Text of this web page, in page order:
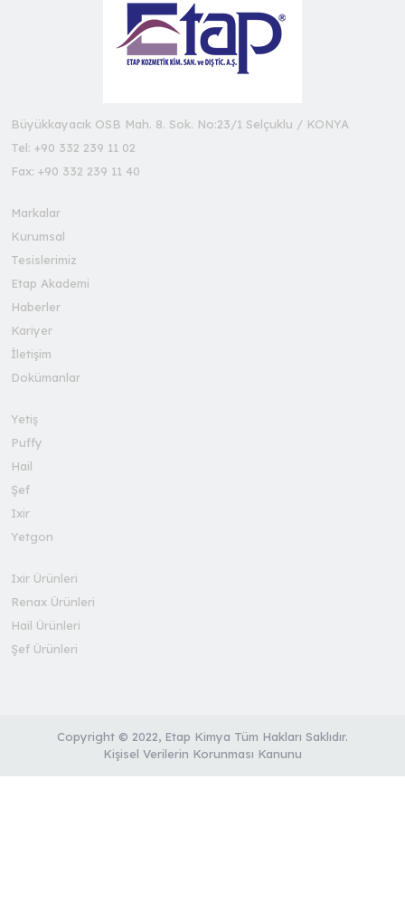
Büyükkayacık OSB Mah. 8. Sok. No:23/1 Selçuklu / KONYA
Tel: +90 332 239 11 02
Fax: +90 332 239 11 40
Markalar
Kurumsal
Tesislerimiz
Etap Akademi
Haberler
Kariyer
İletişim
Dokümanlar
Yetiş
Puffy
Hail
Şef
Ixir
Yetgon
Ixir Ürünleri
Renax Ürünleri
Hail Ürünleri
Şef Ürünleri
Copyright © 2022, Etap Kimya Tüm Hakları Saklıdır.
Kişisel Verilerin Korunması Kanunu